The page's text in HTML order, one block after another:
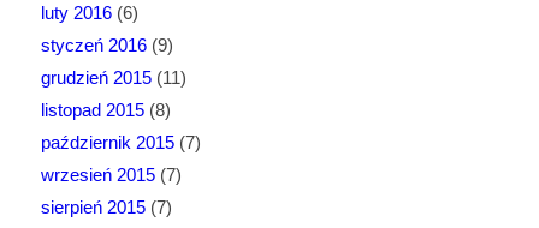
luty 2016(6)
styczeń 2016(9)
grudzień 2015(11)
listopad 2015(8)
październik 2015(7)
wrzesień 2015(7)
sierpień 2015(7)